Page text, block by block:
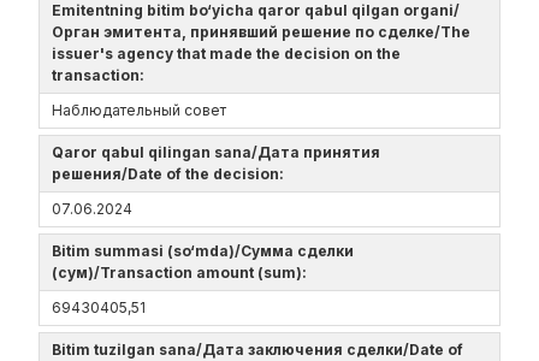
Emitentning bitim bo‘yicha qaror qabul qilgan organi/
Орган эмитента, принявший решение по сделке/The
issuer's agency that made the decision on the
transaction:
Наблюдательный совет
Qaror qabul qilingan sana/Дата принятия
решения/Date of the decision:
07.06.2024
Bitim summasi (so‘mda)/Сумма сделки
(сум)/Transaction amount (sum):
69430405,51
Bitim tuzilgan sana/Дата заключения сделки/Date of